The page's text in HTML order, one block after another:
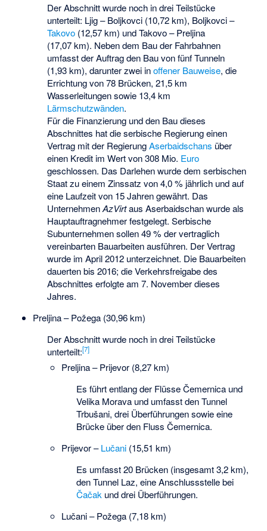
Der Abschnitt wurde noch in drei Teilstücke
unterteilt: Ljig –Boljkovci (10,72 km), Boljkovci –
Takovo (12,57 km) und Takovo – Preljina
(17,07 km). Neben dem Bau der Fahrbahnen
umfasst der Auftrag den Bau von fünf Tunneln
(1,93 km), darunter zwei inoffener Bauweise, die
Errichtung von 78 Brücken, 21,5 km
Wasserleitungen sowie 13,4 km
Lärmschutzwänden.
Für die Finanzierung und den Bau dieses
Abschnittes hat die serbische Regierung einen
Vertrag mit der RegierungAserbaidschans über
einen Kredit im Wert von 308 Mio. Euro
geschlossen. Das Darlehen wurde dem serbischen
Staat zu einem Zinssatz von 4,0 % jährlich und auf
eine Laufzeit von 15 Jahren gewährt. Das
UnternehmenAzVirtaus Aserbaidschan wurde als
Hauptauftragnehmer festgelegt. Serbische
Subunternehmen sollen 49 % der vertraglich
vereinbarten Bauarbeiten ausführen. Der Vertrag
wurde im April 2012 unterzeichnet. Die Bauarbeiten
dauerten bis 2016; die Verkehrsfreigabe des
Abschnittes erfolgte am 7. November dieses
Jahres.
Preljina – Požega (30,96 km)
Der Abschnitt wurde noch in drei Teilstücke
unterteilt:[7]
Preljina –Prijevor (8,27 km)
Es führt entlang der Flüsse Čemernica und
Velika Morava und umfasst den Tunnel
Trbušani, drei Überführungen sowie eine
Brücke über den Fluss Čemernica.
Prijevor –Lučani (15,51 km)
Es umfasst 20 Brücken (insgesamt 3,2 km),
den Tunnel Laz, eine Anschlussstelle bei
Čačak und drei Überführungen.
Lučani – Požega (7,18 km)